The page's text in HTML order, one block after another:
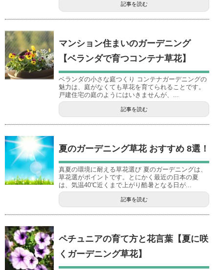
記事を読む
マンション住まいのガーデニング
【ベランダで育つコンテナ草花】
ベランダの小さな庭つくり コンテナガーデニングの
魅力は、庭がなくても草花を育てられることです。
戸建住宅の庭のようにはいきませんが、...
記事を読む
夏のガーデニング草花 おすすめ 8選！
真夏の環境に耐える草花選び 夏のガーデニングは、
草花選がポイントです。とにかく最近の日本の夏
は、気温40℃近くまで上がり酷暑となる日が...
記事を読む
ペチュニアの育て方と花言葉【夏に咲
くガーデニング草花】